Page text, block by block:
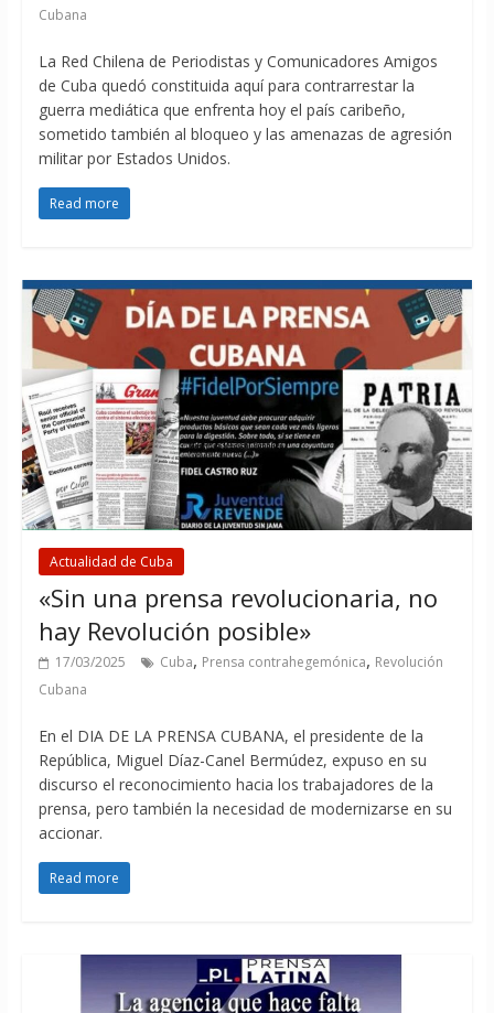
Cubana
La Red Chilena de Periodistas y Comunicadores Amigos
de Cuba quedó constituida aquí para contrarrestar la
guerra mediática que enfrenta hoy el país caribeño,
sometido también al bloqueo y las amenazas de agresión
militar por Estados Unidos.
Read more
Actualidad de Cuba
«Sin una prensa revolucionaria, no
hay Revolución posible»
17/03/2025 Cuba, Prensa contrahegemónica, Revolución
Cubana
En el DIA DE LA PRENSA CUBANA, el presidente de la
República, Miguel Díaz-Canel Bermúdez, expuso en su
discurso el reconocimiento hacia los trabajadores de la
prensa, pero también la necesidad de modernizarse en su
accionar.
Read more